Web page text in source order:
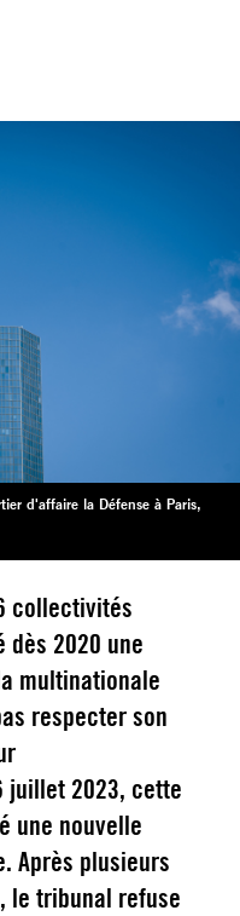
d'affaire la Défense à Paris,
collectivités
2020 une
multinationale
respecter son
juillet 2023, cette
une nouvelle
Après plusieurs
le tribunal refuse